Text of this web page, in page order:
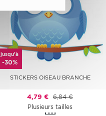
jusqu'à
-30%
STICKERS OISEAU BRANCHE
4,79 € 6,84 €
Plusieurs tailles